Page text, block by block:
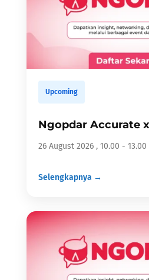
Upcoming
Ngopdar Accurate
26 August 2026 , 10.00 - 13.00
Selengkapnya →